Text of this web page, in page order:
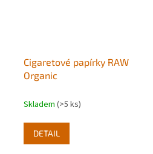
Cigaretové papírky RAW
Organic
Skladem (>5 ks)
DETAIL